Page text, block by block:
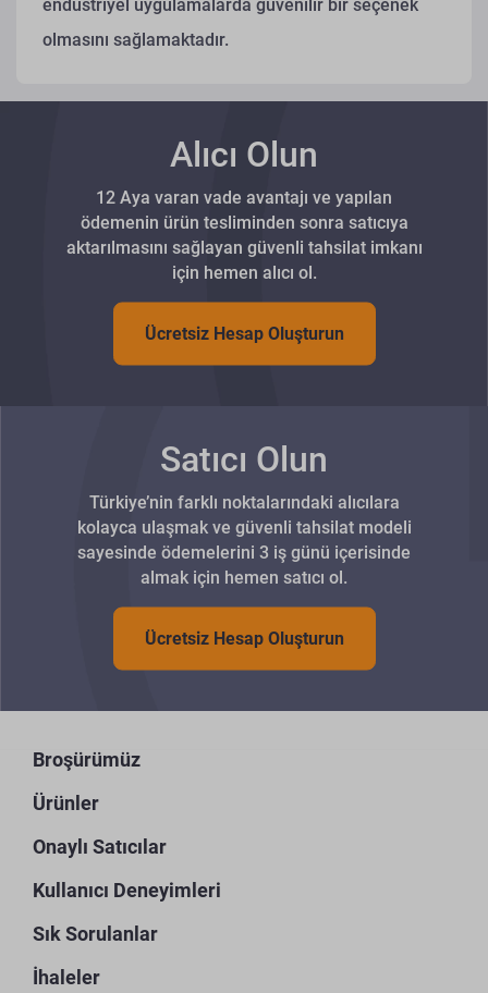
endüstriyel uygulamalarda güvenilir bir seçenek
olmasını sağlamaktadır.
Alıcı Olun
12 Aya varan vade avantajı ve yapılan
ödemenin ürün tesliminden sonra satıcıya
aktarılmasını sağlayan güvenli tahsilat imkanı
için hemen alıcı ol.
Ücretsiz Hesap Oluşturun
Satıcı Olun
Türkiye’nin farklı noktalarındaki alıcılara
kolayca ulaşmak ve güvenli tahsilat modeli
sayesinde ödemelerini 3 iş günü içerisinde
almak için hemen satıcı ol.
Ücretsiz Hesap Oluşturun
Broşürümüz
Ürünler
Onaylı Satıcılar
Kullanıcı Deneyimleri
Sık Sorulanlar
İhaleler